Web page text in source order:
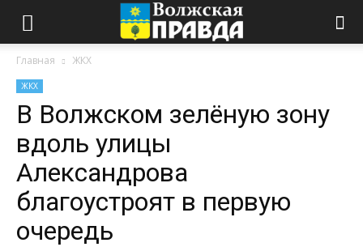
Главная ЖКХ
ЖКХ
В Волжском зелёную зону
вдоль улицы
Александрова
благоустроят в первую
очередь